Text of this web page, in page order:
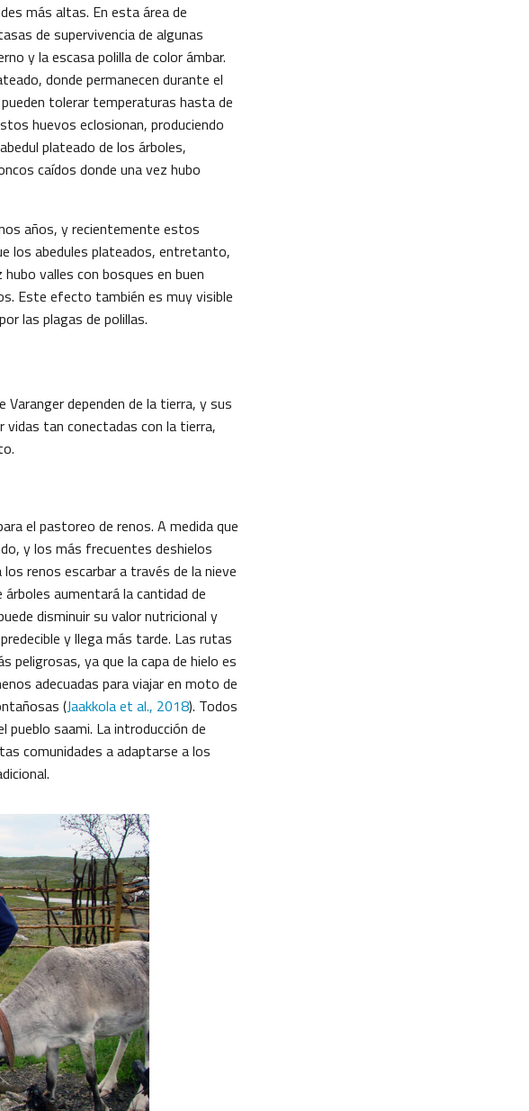
más altas. En esta área de
de supervivencia de algunas
y la escasa polilla de color ámbar.
donde permanecen durante el
tolerar temperaturas hasta de
huevos eclosionan, produciendo
plateado de los árboles,
caídos donde una vez hubo
años, y recientemente estos
los abedules plateados, entretanto,
valles con bosques en buen
Este efecto también es muy visible
las plagas de polillas.
dependen de la tierra, y sus
vidas tan conectadas con la tierra,
el pastoreo de renos. A medida que
y los más frecuentes deshielos
renos escarbar a través de la nieve
árboles aumentará la cantidad de
disminuir su valor nutricional y
y llega más tarde. Las rutas
peligrosas, ya que la capa de hielo es
adecuadas para viajar en moto de
(Jaakkola et al., 2018). Todos
saami. La introducción de
comunidades a adaptarse a los